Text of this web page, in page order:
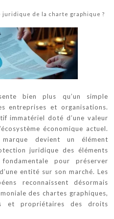
juridique de la charte graphique ?
bien plus qu’un simple
entreprises et organisations.
immatériel doté d’une valeur
économique actuel.
devient un élément
juridique des éléments
pour préserver
entité sur son marché. Les
reconnaissent désormais
des chartes graphiques,
et propriétaires des droits